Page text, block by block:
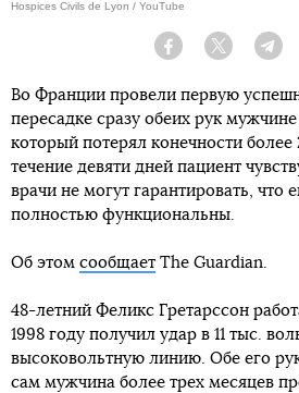
Hospices Civils de Lyon / YouTube
Facebook Twitter
Во Франции провели первую
пересадке сразу обеих рук
который потерял конечности более
течение девяти дней пациент
врачи не могут гарантировать, что
полностью функциональны.
Об этом сообщает The Guardian.
48-летний Феликс Гретарссон
1998 году получил удар в 11 тыс.
высоковольтную линию. Обе его
сам мужчина более трех месяцев